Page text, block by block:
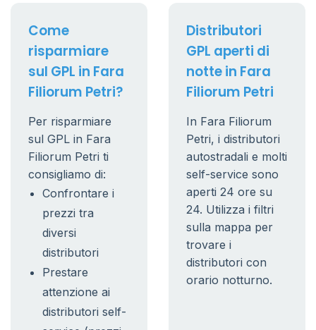
Come
risparmiare
sul GPL in Fara
Filiorum Petri?
Per risparmiare
sul GPL in Fara
Filiorum Petri ti
consigliamo di:
Confrontare i
prezzi tra
diversi
distributori
Prestare
attenzione ai
distributori self-
Distributori
GPL aperti di
notte in Fara
Filiorum Petri
In Fara Filiorum
Petri, i distributori
autostradali e molti
self-service sono
aperti 24 ore su
24. Utilizza i filtri
sulla mappa per
trovare i
distributori con
orario notturno.